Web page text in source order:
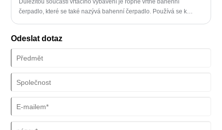
Důležitou součástí vrtacího vybavení je ropné vrtné bahenní
čerpadlo, které se také nazývá bahenní čerpadlo. Používá se k
bahenního čerpadla jsou rozděleny do následujících bodů:
Odeslat dotaz